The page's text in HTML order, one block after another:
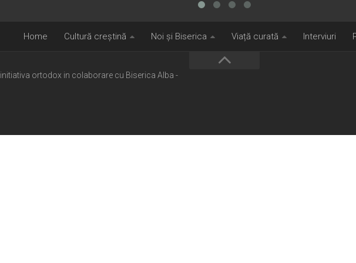
Home Cultură creștină Noi și Biserica Viață curată Interviuri
ortodox in colaborare cu Biserica Alba -